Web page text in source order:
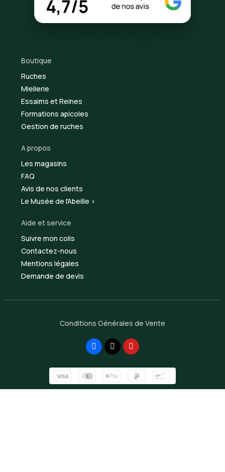
Boutique
Ruches
Miellerie
Essaims et Reines
Formations apicoles
Gestion de ruches
A propos
Les magasins
FAQ
Avis de nos clients
Le Musée de l'Abeille >
Aide et service
Suivre mon colis
Contactez-nous
Mentions légales
Demande de devis
Conditions Générales de Vente